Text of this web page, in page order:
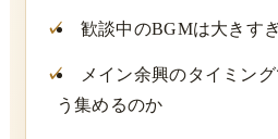
歓談中のBGMは大きす
メイン余興のタイミン
う集めるのか